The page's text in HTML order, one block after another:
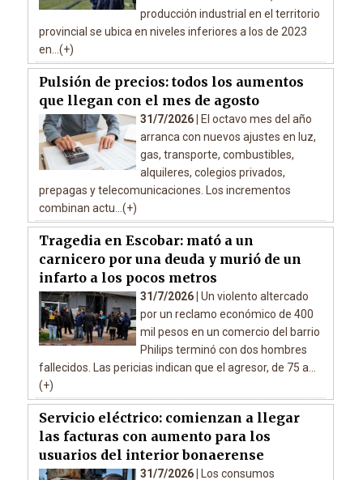
producción industrial en el territorio
provincial se ubica en niveles inferiores a los de 2023
en...(+)
Pulsión de precios: todos los aumentos
que llegan con el mes de agosto
31/7/2026 |
El octavo mes del año
arranca con nuevos ajustes en luz,
gas, transporte, combustibles,
alquileres, colegios privados,
prepagas y telecomunicaciones. Los incrementos
combinan actu...(+)
Tragedia en Escobar: mató a un
carnicero por una deuda y murió de un
infarto a los pocos metros
31/7/2026 | Un violento altercado
por un reclamo económico de 400
mil pesos en un comercio del barrio
Philips terminó con dos hombres
fallecidos. Las pericias indican que el agresor, de 75 a...
(+)
Servicio eléctrico: comienzan a llegar
las facturas con aumento para los
usuarios del interior bonaerense
31/7/2026 |
Los consumos